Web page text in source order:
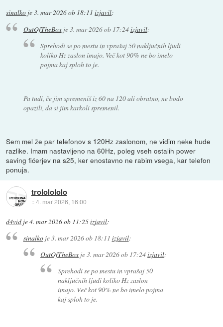
sinalko je3. mar 2026 ob 18:11 izjavil:
OutOfTheBoxje3. mar 2026 ob 17:24izjavil:
Sprehodi se po mestu in vprašaj 50 naključnih ljudi
koliko Hz zaslon imajo. Več kot 90% ne bo imelo
pojma kaj sploh to je.
Pa tudi, če jim spremeniš iz 60 na 120 ali obratno, ne bodo
opazili, da si jim karkoli spremenil.
Sem mel že par telefonov s 120Hz zaslonom, ne vidim neke hude
razlike. Imam nastavljeno na 60Hz, poleg vseh ostalih power
saving fićerjev na s25, ker enostavno ne rabim vsega, kar telefon
ponuja.
trololololo
::4. mar 2026, 16:00
d4vid je4. mar 2026 ob 11:25izjavil:
sinalkoje3. mar 2026 ob 18:11 izjavil:
OutOfTheBox je3. mar 2026 ob 17:24izjavil:
Sprehodi se po mestu in vprašaj 50
naključnih ljudi koliko Hz zaslon
imajo. Več kot 90% ne bo imelo pojma
kaj sploh to je.